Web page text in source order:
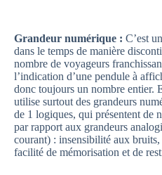
Grandeur numérique : C’est
dans le temps de manière
nombre de voyageurs
l’indication d’une pendule à
donc toujours un nombre entier.
utilise surtout des grandeurs
de 1 logiques, qui présentent de
par rapport aux grandeurs
courant) : insensibilité aux
facilité de mémorisation et de